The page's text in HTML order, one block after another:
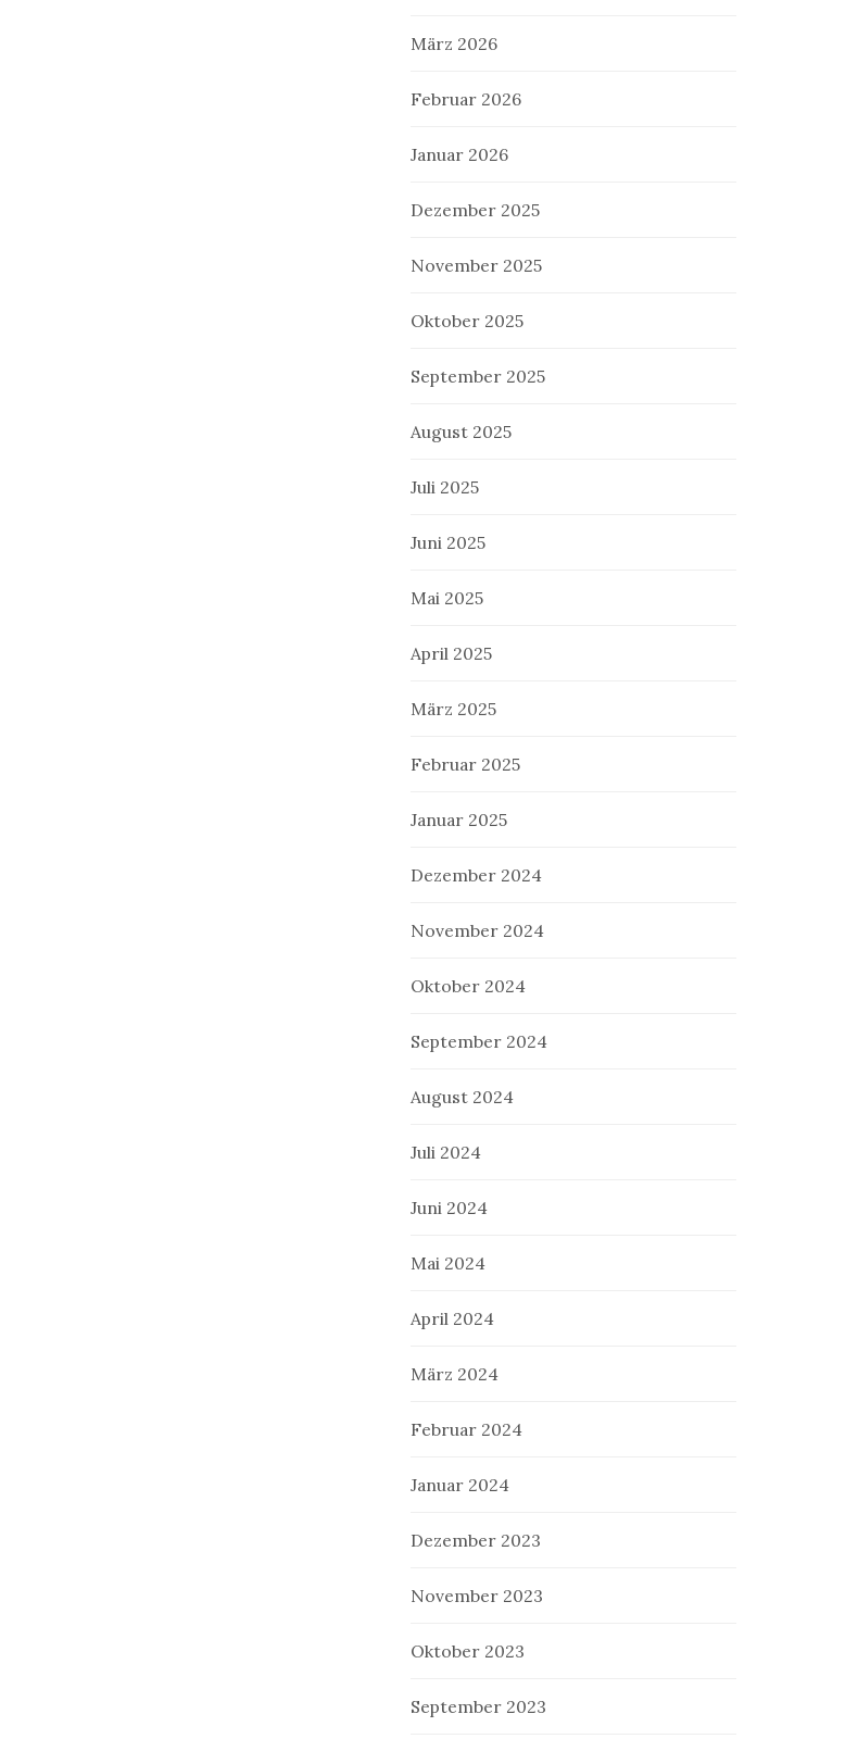
März 2026
Februar 2026
Januar 2026
Dezember 2025
November 2025
Oktober 2025
September 2025
August 2025
Juli 2025
Juni 2025
Mai 2025
April 2025
März 2025
Februar 2025
Januar 2025
Dezember 2024
November 2024
Oktober 2024
September 2024
August 2024
Juli 2024
Juni 2024
Mai 2024
April 2024
März 2024
Februar 2024
Januar 2024
Dezember 2023
November 2023
Oktober 2023
September 2023